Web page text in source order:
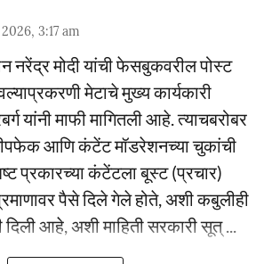
3:17 am
नरेंद्र मोदी यांची फेसबुकवरील पोस्ट
मेटाचे मुख्य कार्यकारी
यांनी माफी मागितली आहे. त्याचबरोबर
आणि कंटेंट मॉडरेशनच्या चुकांची
प्रकारच्या कंटेंटला बूस्ट (प्रचार)
पैसे दिले गेले होते, अशी कबुलीही
दिली आहे, अशी माहिती सरकारी सूत् ...